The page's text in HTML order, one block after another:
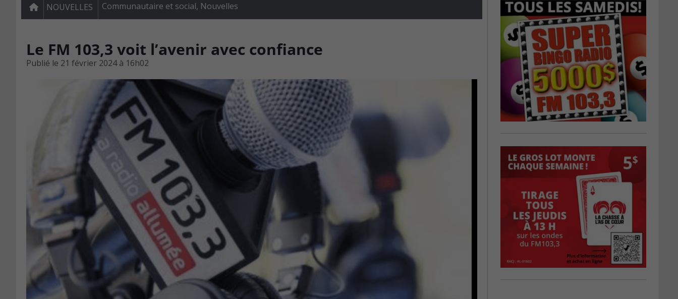
NOUVELLES Communautaire et social, Nouvelles
Le FM 103,3 voit l’avenir avec confiance
Publié le 21 février 2024 à 16h02